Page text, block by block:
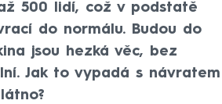
500 lidí, což v podstatě
do normálu. Budou do
jsou hezká věc, bez
Jak to vypadá s návratem